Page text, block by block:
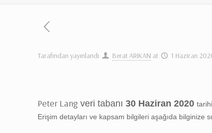
Tarafından yayınlandı Berat ARIKAN at 1 Haziran
Peter Lang veri tabanı30 Haziran 2020
Erişim detayları ve kapsam bilgileri aşağıda bilginize